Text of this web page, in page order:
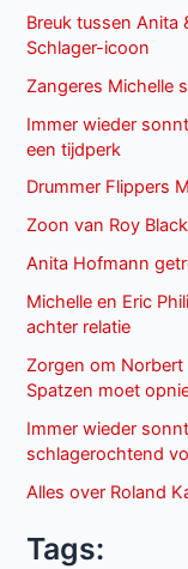
Breuk tussen Anita
Schlager-icoon
Zangeres Michelle
Immer wieder
een tijdperk
Drummer Flippers
Zoon van Roy
Anita Hofmann
Michelle en Eric
achter relatie
Zorgen om
Spatzen moet
Immer wieder
schlagerochtend
Alles over Roland
Tags: